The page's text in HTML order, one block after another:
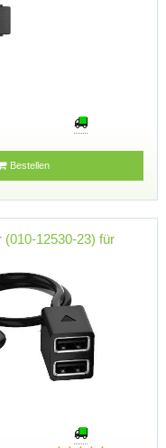
Bestellen
12530-23) für